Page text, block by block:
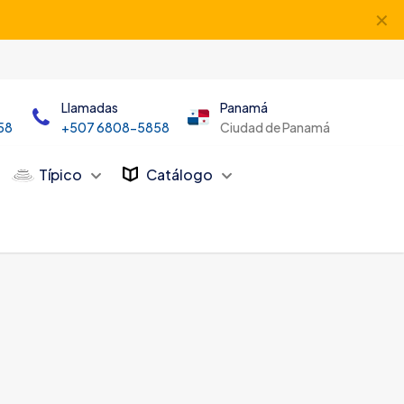
✕
Llamadas
+507 6808-5858
Panamá
Ciudad de Panamá
Típico Catálogo